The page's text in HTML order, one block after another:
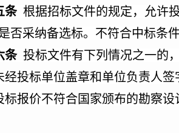
条 根据招标文件的规定，允许
否采纳备选标。不符合中标条
条 投标文件有下列情况之一的
经投标单位盖章和单位负责人签
标报价不符合国家颁布的勘察